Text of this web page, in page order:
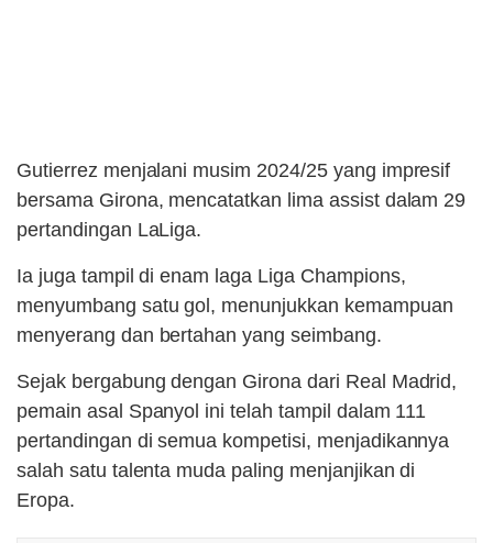
Gutierrez menjalani musim 2024/25 yang impresif
bersama Girona, mencatatkan lima assist dalam 29
pertandingan LaLiga.
Ia juga tampil di enam laga Liga Champions,
menyumbang satu gol, menunjukkan kemampuan
menyerang dan bertahan yang seimbang.
Sejak bergabung dengan Girona dari Real Madrid,
pemain asal Spanyol ini telah tampil dalam 111
pertandingan di semua kompetisi, menjadikannya
salah satu talenta muda paling menjanjikan di
Eropa.